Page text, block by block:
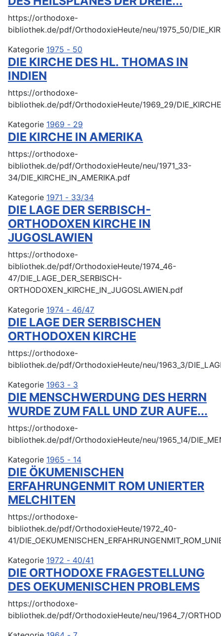
https://orthodoxe-
bibliothek.de/pdf/OrthodoxieHeute/neu/1975_50/
Kategorie 1975 - 50
DIE KIRCHE DES HL. THOMAS IN
INDIEN
https://orthodoxe-
bibliothek.de/pdf/OrthodoxieHeute/1969_29/
Kategorie 1969 - 29
DIE KIRCHE IN AMERIKA
https://orthodoxe-
bibliothek.de/pdf/OrthodoxieHeute/neu/1971_33-
34/DIE_KIRCHE_IN_AMERIKA.pdf
Kategorie 1971 - 33/34
DIE LAGE DER SERBISCH-
ORTHODOXEN KIRCHE IN
JUGOSLAWIEN
https://orthodoxe-
bibliothek.de/pdf/OrthodoxieHeute/1974_46-
47/DIE_LAGE_DER_SERBISCH-
ORTHODOXEN_KIRCHE_IN_JUGOSLAWIEN.pdf
Kategorie 1974 - 46/47
DIE LAGE DER SERBISCHEN
ORTHODOXEN KIRCHE
https://orthodoxe-
bibliothek.de/pdf/OrthodoxieHeute/neu/1963_3/
Kategorie 1963 - 3
DIE MENSCHWERDUNG DES HERRN
WURDE ZUM FALL UND ZUR AUFE...
https://orthodoxe-
bibliothek.de/pdf/OrthodoxieHeute/neu/1965_14/
Kategorie 1965 - 14
DIE ÖKUMENISCHEN
ERFAHRUNGENMIT ROM UNIERTER
MELCHITEN
https://orthodoxe-
bibliothek.de/pdf/OrthodoxieHeute/1972_40-
41/
Kategorie 1972 - 40/41
DIE ORTHODOXE FRAGESTELLUNG
DES OEKUMENISCHEN PROBLEMS
https://orthodoxe-
bibliothek.de/pdf/OrthodoxieHeute/neu/1964_7/